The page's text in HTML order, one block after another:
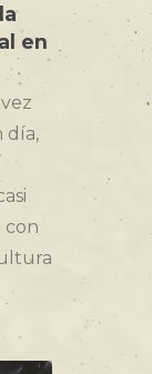
en
día,
con